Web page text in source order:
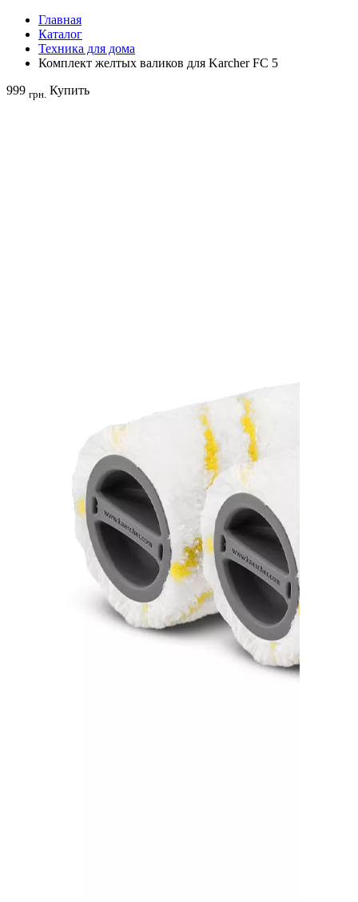
Главная
Каталог
Техника для дома
Комплект желтых валиков для Karcher FC 5
999 грн. Купить